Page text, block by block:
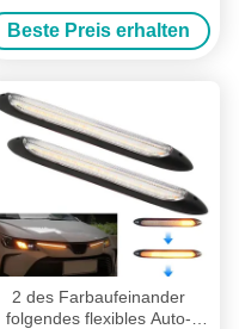
Aluminiumnotwarnenden
Streifen-Lampen-Pfeiler
Beste Preis erhalten
2 des Farbaufeinander
folgendes flexibles Auto-